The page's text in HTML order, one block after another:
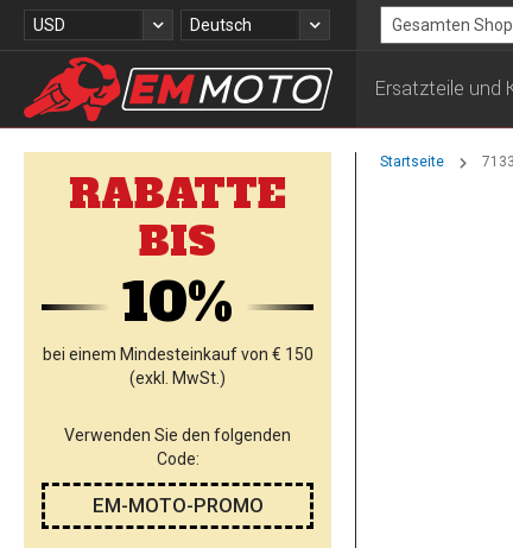
Zum
Inhalt
Währung
USD Sprache
Deutsch
Search
Ersatzteile und
Startseite
RABATTE
BIS
10%
bei einem Mindesteinkauf von € 150
(exkl. MwSt.)
Verwenden Sie den folgenden
Code:
EM-MOTO-PROMO